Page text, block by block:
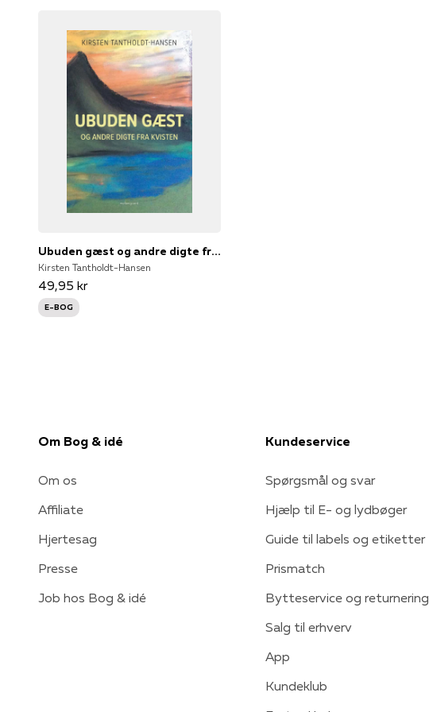
Ubuden gæst og andre digte fra kvisten
Kirsten Tantholdt-Hansen
49,95 kr
E-BOG
Om Bog & idé
Om os
Affiliate
Hjertesag
Presse
Job hos Bog & idé
Kundeservice
Spørgsmål og svar
Hjælp til E- og lydbøger
Guide til labels og etiketter
Prismatch
Bytteservice og returnering
Salg til erhverv
App
Kundeklub